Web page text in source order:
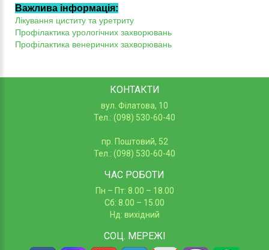
Важлива інформація:
Лікування циститу та уретриту
Профілактика урологічних захворювань
Профілактика венеричних захворювань
КОНТАКТИ
вул. Філатова, 10
Тел.: (098) 530-60-40
пр. Поштовий, 52
Тел.: (098) 530-60-40
ЧАС РОБОТИ
Пн – Пт: 8.00 – 18.00
Сб: 8.00 – 15.00
Нд: вихідний
СОЦ. МЕРЕЖІ